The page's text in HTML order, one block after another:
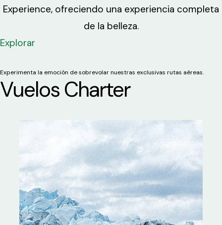
Experience, ofreciendo una experiencia completa
de la belleza.
Explorar
Experimenta la emoción de sobrevolar nuestras exclusivas rutas aéreas.
Vuelos Charter